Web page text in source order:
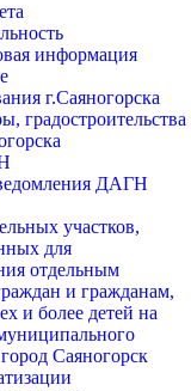
информация
г.Саяногорска
градостроительства
ДАГН
участков,
для
отдельным
и гражданам,
и более детей на
Саяногорск